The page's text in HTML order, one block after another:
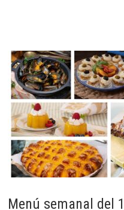
Menú semanal del